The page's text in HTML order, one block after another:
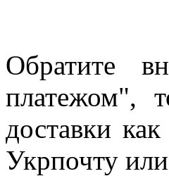
Обратите
платежом",
доставки
Укрпочту